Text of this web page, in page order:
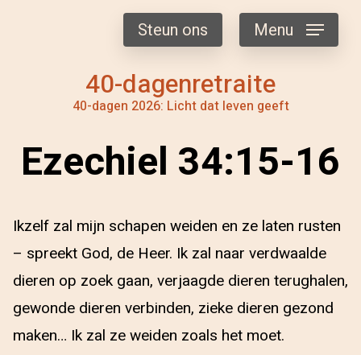
40-dagenretraite
40-dagen 2026: Licht dat leven geeft
Steun ons Menu
Ezechiel 34:15-16
Ikzelf zal mijn schapen weiden en ze laten rusten
– spreekt God, de Heer. Ik zal naar verdwaalde
dieren op zoek gaan, verjaagde dieren terughalen,
gewonde dieren verbinden, zieke dieren gezond
maken… Ik zal ze weiden zoals het moet.